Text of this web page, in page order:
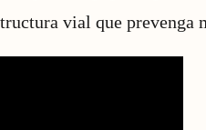
vial que prevenga